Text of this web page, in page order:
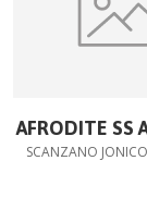
AFRODITE SS
SCANZANO